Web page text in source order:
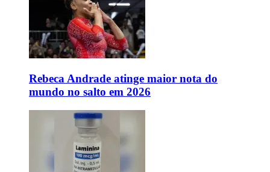
Rebeca Andrade atinge maior nota do
mundo no salto em 2026